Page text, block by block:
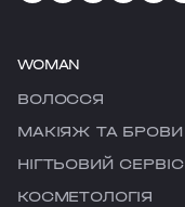
WOMAN
ВОЛОССЯ
МАКІЯЖ ТА БРОВИ
НІГТЬОВИЙ СЕРВІС
КОСМЕТОЛОГІЯ